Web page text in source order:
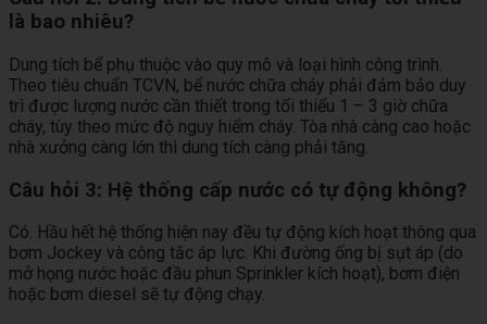
là bao nhiêu?
Dung tích bể phụ thuộc vào quy mô và loại hình công trình.
Theo tiêu chuẩn TCVN, bể nước chữa cháy phải đảm bảo duy
trì được lượng nước cần thiết trong tối thiểu 1 – 3 giờ chữa
cháy, tùy theo mức độ nguy hiểm cháy. Tòa nhà càng cao hoặc
nhà xưởng càng lớn thì dung tích càng phải tăng.
Câu hỏi 3: Hệ thống cấp nước có tự động không?
Có. Hầu hết hệ thống hiện nay đều tự động kích hoạt thông qua
bơm Jockey và công tắc áp lực. Khi đường ống bị sụt áp (do
mở họng nước hoặc đầu phun Sprinkler kích hoạt), bơm điện
hoặc bơm diesel sẽ tự động chạy.